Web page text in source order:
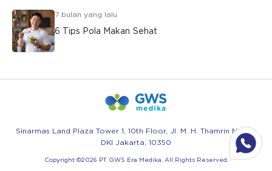
7 bulan yang lalu
6 Tips Pola Makan Sehat
Sinarmas Land Plaza Tower 1, 10th Floor, Jl. M. H. Thamrin No.51 -
DKI Jakarta, 10350
Copyright ©2026 PT GWS Era Medika. All Rights Reserved.